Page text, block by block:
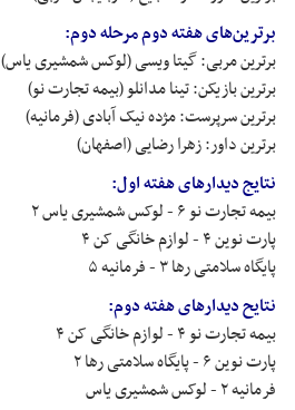
برترین‌های هفته دوم مرحله دوم:
برترین مربی: گیتا ویسی (لوکس شمشیری یاس)
برترین بازیکن: تینا مدانلو (بیمه تجارت نو)
برترین سرپرست: مژده نیک آبادی (فرمانیه)
برترین داور: زهرا رضایی (اصفهان)
نتایج دیدارهای هفته اول:
بیمه تجارت نو ۶ - لوکس شمشیری یاس ۲
پارت نوین ۴ - لوازم خانگی کن ۴
پایگاه سلامتی رها ۳ - فرمانیه ۵
نتایح دیدارهای هفته دوم:
بیمه تجارت نو ۴ - لوازم خانگی کن ۴
پارت نوین ۶ - پایگاه سلامتی رها ۲
فرمانیه ۲ - لوکس شمشیری یاس